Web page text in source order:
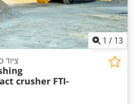
1 / 13
crusher FTI-